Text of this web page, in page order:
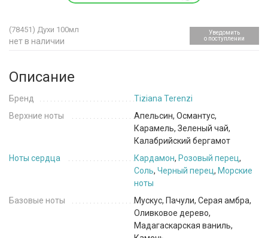
(78451) Духи 100мл
нет в наличии
Уведомить
о поступлении
Описание
Бренд
Tiziana Terenzi
Верхние ноты
Апельсин, Османтус,
Карамель, Зеленый чай,
Калабрийский бергамот
Ноты сердца
Кардамон, Розовый перец,
Соль, Черный перец, Морские
ноты
Базовые ноты
Мускус, Пачули, Серая амбра,
Оливковое дерево,
Мадагаскарская ваниль,